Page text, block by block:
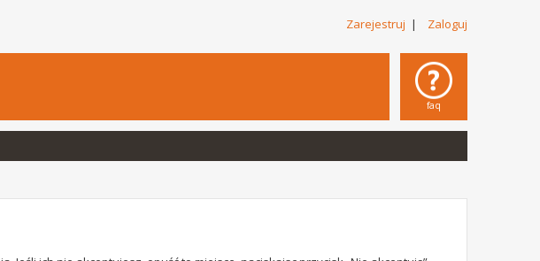
Zarejestruj | Zaloguj
faq